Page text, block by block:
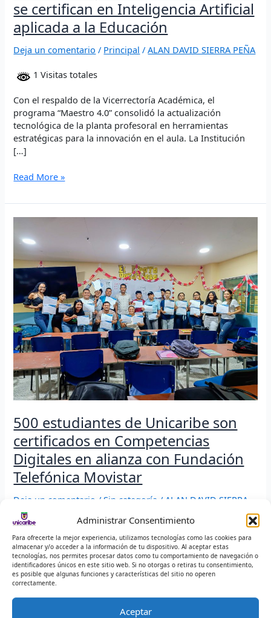
Administrar Consentimiento
Para ofrecerte la mejor experiencia, utilizamos tecnologías como las cookies para
almacenar y/o acceder a la información de tu dispositivo. Al aceptar estas
tecnologías, nos permites procesar datos como tu comportamiento de navegación o
identificadores únicos en este sitio web. Si no otorgas o retiras tu consentimiento,
es posible que algunas funciones y características del sitio no operen
correctamente.
Aceptar
se certifican en Inteligencia Artificial
aplicada a la Educación
Deja un comentario / Principal /ALAN DAVID SIERRA PEÑA
1 Visitas totales
Con el respaldo de la Vicerrectoría Académica, el
programa “Maestro 4.0” consolidó la actualización
tecnológica de la planta profesoral en herramientas
estratégicas para la innovación en el aula. La Institución
[…]
Read More »
500 estudiantes de Unicaribe son
certificados en Competencias
Digitales en alianza con Fundación
Telefónica Movistar
Deja un comentario /Sin categoría / ALAN DAVID SIERRA
PEÑA
1 Visitas totales
La Institución Universitaria del Caribe (Unicaribe) y la
Fundación Telefónica Movistar certificaron a 500
estudiantes en Office Intermedio y Excel Avanzado. Esta
alianza estratégica responde a la necesidad del mercado
estudiantes
de
Unicaribe
son
certificados
en
Competencias
Digitales
en
alianza
con
Fundación
Telefónica
Movistar